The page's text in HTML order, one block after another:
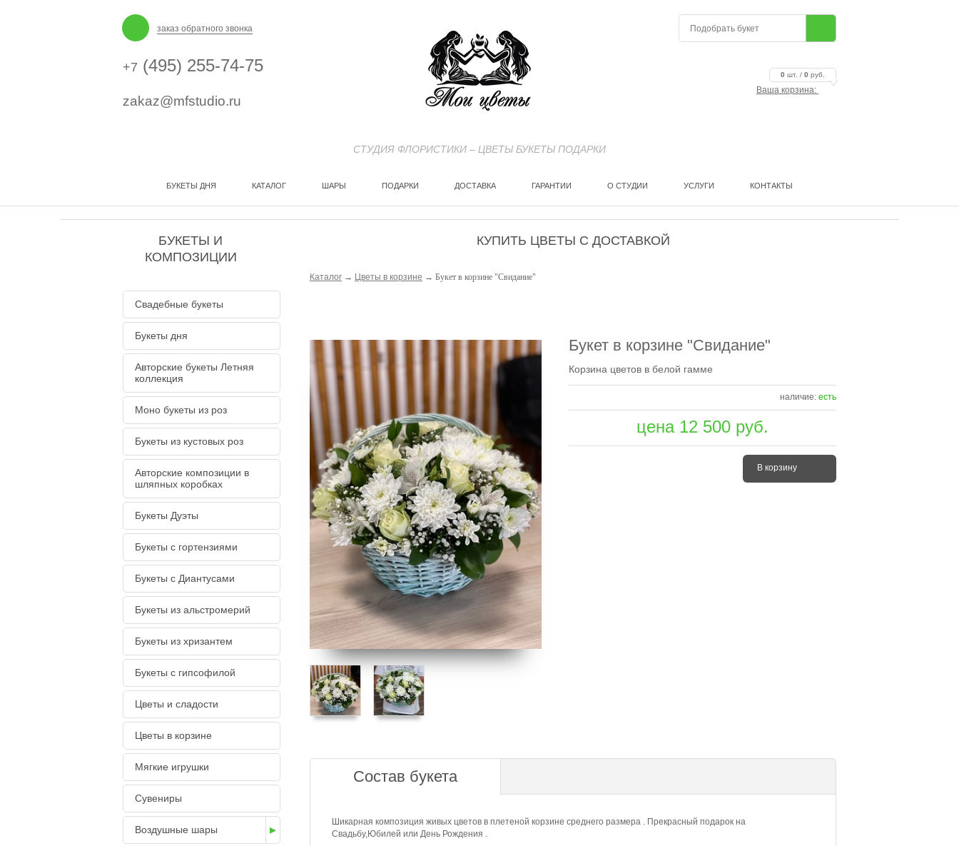
заказ обратного звонка
+7 (495) 255-74-75
zakaz@mfstudio.ru
Ваша корзина:
0 шт. / 0 руб.
СТУДИЯ ФЛОРИСТИКИ – ЦВЕТЫ БУКЕТЫ ПОДАРКИ
БУКЕТЫ ДНЯ КАТАЛОГ ШАРЫ ПОДАРКИ ДОСТАВКА ГАРАНТИИ О СТУДИИ УСЛУГИ КОНТАКТЫ
БУКЕТЫ И
КОМПОЗИЦИИ
Свадебные букеты
Букеты дня
Авторские букеты Летняя
коллекция
Моно букеты из роз
Букеты из кустовых роз
Авторские композиции в
шляпных коробках
Букеты Дуэты
Букеты с гортензиями
Букеты с Диантусами
Букеты из альстромерий
Букеты из хризантем
Букеты с гипсофилой
Цветы и сладости
Цветы в корзине
Мягкие игрушки
Сувениры
Воздушные шары
КУПИТЬ ЦВЕТЫ С ДОСТАВКОЙ
Каталог → Цветы в корзине → Букет в корзине "Свидание"
Букет в корзине "Свидание"
Корзина цветов в белой гамме
наличие: есть
цена 12 500 руб.
В корзину
Состав букета
Шикарная композиция живых цветов в плетеной корзине среднего размера . Прекрасный подарок на
Свадьбу,Юбилей или День Рождения .